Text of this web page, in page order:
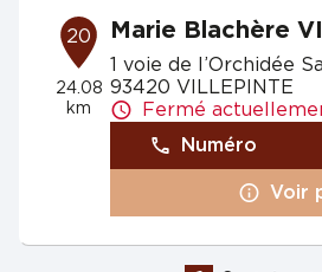
20
24.08
km
Marie Blachère
1 voie de l’Orchidée
93420 VILLEPINTE
Fermé
Numéro
Voir